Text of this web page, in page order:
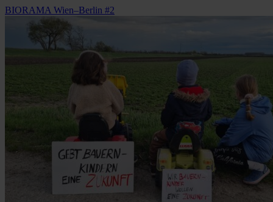
BIORAMA Wien–Berlin #2